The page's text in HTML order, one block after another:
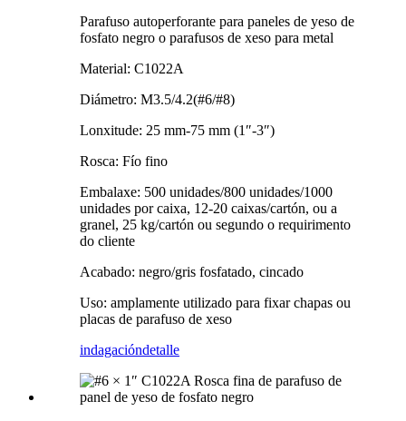
Parafuso autoperforante para paneles de yeso de
fosfato negro o parafusos de xeso para metal
Material: C1022A
Diámetro: M3.5/4.2(#6/#8)
Lonxitude: 25 mm-75 mm (1″-3″)
Rosca: Fío fino
Embalaxe: 500 unidades/800 unidades/1000
unidades por caixa, 12-20 caixas/cartón, ou a
granel, 25 kg/cartón ou segundo o requirimento
do cliente
Acabado: negro/gris fosfatado, cincado
Uso: amplamente utilizado para fixar chapas ou
placas de parafuso de xeso
indagacióndetalle